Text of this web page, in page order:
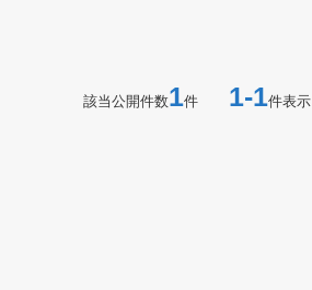
該当公開件数1件 1-1件表示